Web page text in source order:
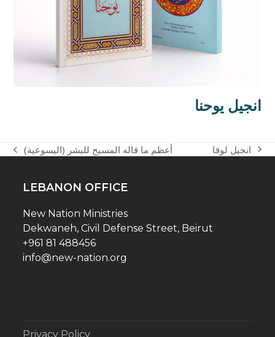
انجيل يوحنا
previous
أعظم ما قاله المسيح للبشر (اليسوعية)
next
انجيل لوقا
LEBANON OFFICE
New Nation Ministries
Dekwaneh, Civil Defense Street, Beirut
+961 81 488456
info@new-nation.org
Privacy Policy